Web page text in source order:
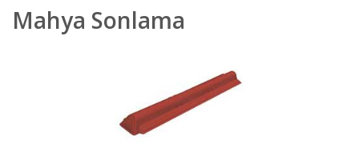
Mahya Sonlama